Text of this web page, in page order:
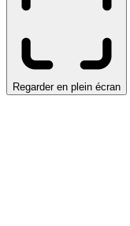
Regarder en plein écran